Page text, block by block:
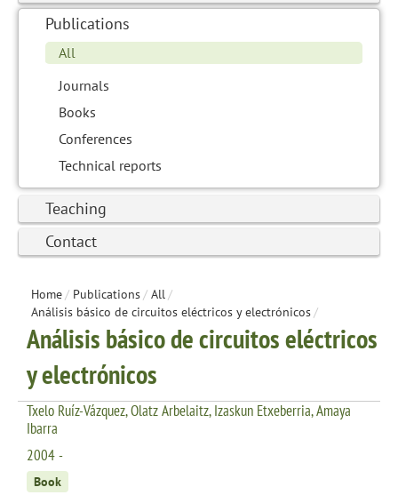
Publications
All
Journals
Books
Conferences
Technical reports
Teaching
Contact
Home/ Publications/ All/
Análisis básico de circuitos eléctricos y electrónicos/
Análisis básico de circuitos eléctricos
y electrónicos
Txelo Ruíz-Vázquez, Olatz Arbelaitz, Izaskun Etxeberria, Amaya
Ibarra
2004 -
Book